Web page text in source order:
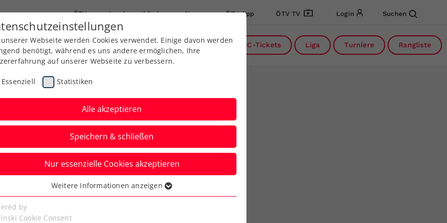
ÖTV Landesverbände News ÖTV App ÖTV TV Login Suchen
Ausbildung Services Über uns DC-Tickets Liga Turniere Rangliste
nach 2. Triumph
Webseite werden Cookies verwendet. Einige davon werden
benötigt, während es uns andere ermöglichen, Ihre
auf unserer Webseite zu verbessern.
Essenziell Statistiken
Alle akzeptieren
Speichern & schließen
Nur essenzielle Cookies akzeptieren
Cookies werden für grundlegende Funktionen der
benötigt. Dadurch ist gewährleistet, dass die Webseite
Weitere Informationen anzeigen
by
Cookie Consent